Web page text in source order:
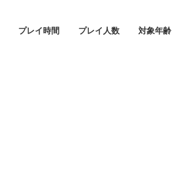
プレイ時間 プレイ人数 対象年齢